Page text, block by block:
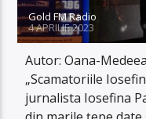
Gold FM Radio
4 APRILIE 2023
Autor: Oana-
„Scamatoriile
jurnalista Iosefina